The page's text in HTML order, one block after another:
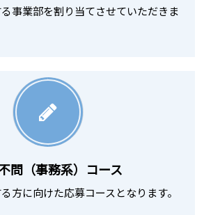
事業部を割り当てさせていただきま
問（事務系）コース
方に向けた応募コースとなります。